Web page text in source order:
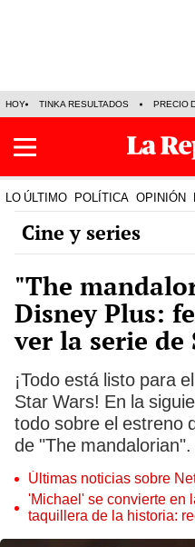
HOY TINKA RESULTADOS PRECIO
LO ÚLTIMO POLÍTICA OPINIÓN
Cine y series
"The
Disney Plus:
ver la serie de
¡Todo está listo para
Star Wars! En la
todo sobre el estreno
de "The mandalorian".
Últimas noticias sobre
'Michael' se convierte en
taquillera de la historia: